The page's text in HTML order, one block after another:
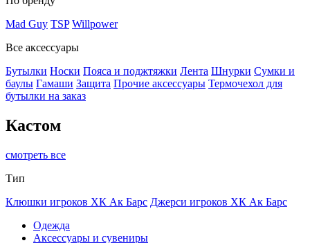
Mad Guy TSP Willpower
Все аксессуары
Бутылки Носки Пояса и поджтяжки Лента Шнурки Сумки и
баулы Гамаши Защита Прочие аксессуары Термочехол для
бутылки на заказ
Кастом
смотреть все
Тип
Клюшки игроков ХК Ак Барс Джерси игроков ХК Ак Барс
Одежда
Аксессуары и сувениры